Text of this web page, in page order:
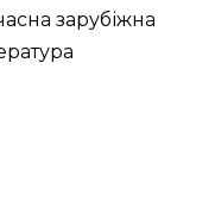
зарубіжна